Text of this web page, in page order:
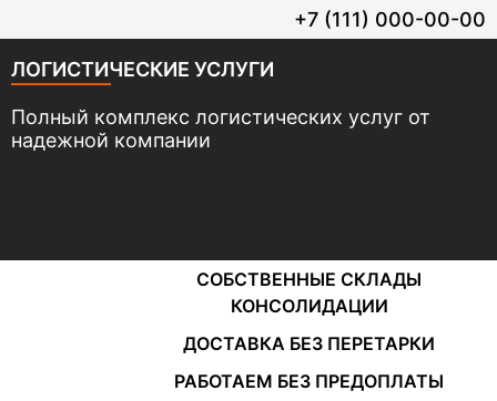
+7 (111) 000-00-00
ЛОГИСТИЧЕСКИЕ УСЛУГИ
Полный комплекс логистических услуг от
надежной компании
СОБСТВЕННЫЕ СКЛАДЫ
КОНСОЛИДАЦИИ
ДОСТАВКА БЕЗ ПЕРЕТАРКИ
РАБОТАЕМ БЕЗ ПРЕДОПЛАТЫ